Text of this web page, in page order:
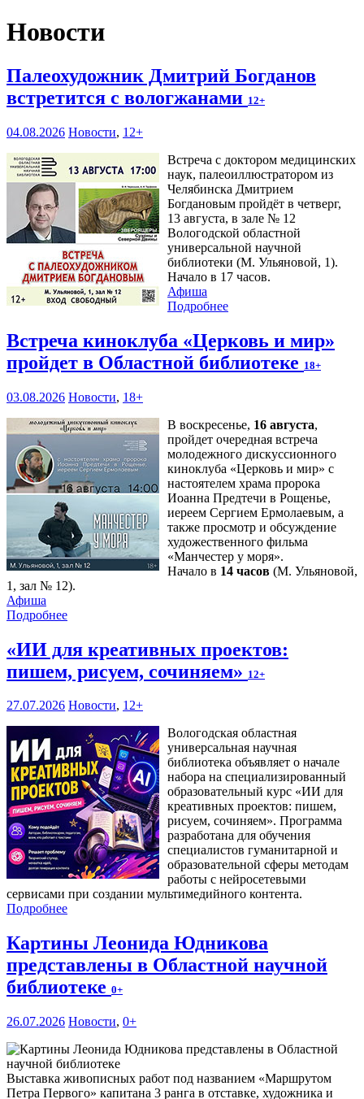
Новости
Палеохудожник Дмитрий Богданов
встретится с вологжанами 12+
04.08.2026 Новости, 12+
Встреча с доктором медицинских
наук, палеоиллюстратором из
Челябинска Дмитрием
Богдановым пройдёт в четверг,
13 августа, в зале № 12
Вологодской областной
универсальной научной
библиотеки (М. Ульяновой, 1).
Начало в 17 часов.
Афиша
Подробнее
Встреча киноклуба «Церковь и мир»
пройдет в Областной библиотеке 18+
03.08.2026 Новости, 18+
В воскресенье, 16 августа,
пройдет очередная встреча
молодежного дискуссионного
киноклуба «Церковь и мир» с
настоятелем храма пророка
Иоанна Предтечи в Рощенье,
иереем Сергием Ермолаевым, а
также просмотр и обсуждение
художественного фильма
«Манчестер у моря».
Начало в 14 часов (М. Ульяновой,
1, зал № 12).
Афиша
Подробнее
«ИИ для креативных проектов:
пишем, рисуем, сочиняем» 12+
27.07.2026 Новости, 12+
Вологодская областная
универсальная научная
библиотека объявляет о начале
набора на специализированный
образовательный курс «ИИ для
креативных проектов: пишем,
рисуем, сочиняем». Программа
разработана для обучения
специалистов гуманитарной и
образовательной сферы методам
работы с нейросетевыми
сервисами при создании мультимедийного контента.
Подробнее
Картины Леонида Юдникова
представлены в Областной научной
библиотеке 0+
26.07.2026 Новости, 0+
Выставка живописных работ под названием «Маршрутом
Петра Первого» капитана 3 ранга в отставке, художника и